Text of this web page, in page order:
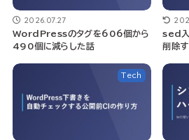
2026.07.27
WordPressのタグを606個から
490個に減らした話
sed入
削除
Tech